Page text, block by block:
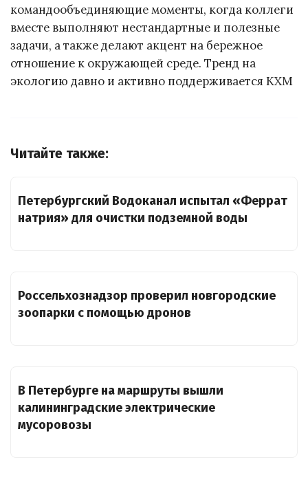
командообъединяющие моменты, когда коллеги
вместе выполняют нестандартные и полезные
задачи, а также делают акцент на бережное
отношение к окружающей среде. Тренд на
экологию давно и активно поддерживается КХМ
Читайте также:
Петербургский Водоканал испытал «Феррат
натрия» для очистки подземной воды
Россельхознадзор проверил новгородские
зоопарки с помощью дронов
В Петербурге на маршруты вышли
калининградские электрические
мусоровозы